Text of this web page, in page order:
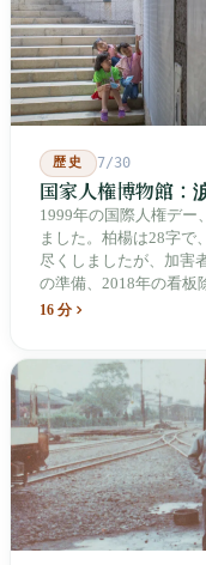
歴史 7/30
国家人権博物館：
1999年の国際人権デー
ました。柏楊は28字で
尽くしましたが、加害
の準備、2018年の看板
て、自らが行ったこと
16 分